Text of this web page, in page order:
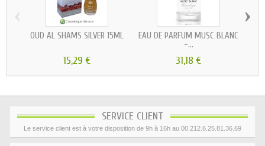
OUD AL SHAMS SILVER 15ML
15,29 €
EAU DE PARFUM MUSC BLANC
-...
31,18 €
›
SERVICE CLIENT
Le service client est à votre disposition de 9h à 16h au 00.212.6.25.81.36.69